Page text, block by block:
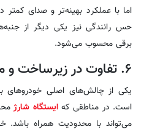
اما با عملکرد بهینه‌تر و صدای
حس رانندگی نیز یکی دیگر از
برقی محسوب می‌شود.
۶. تفاوت در زیرساخت و محدودیت های استفاده
یکی از چالش‌های اصلی خودروهای
است. در مناطقی کهایستگاه شارژ
می‌تواند با محدودیت همراه باشد.